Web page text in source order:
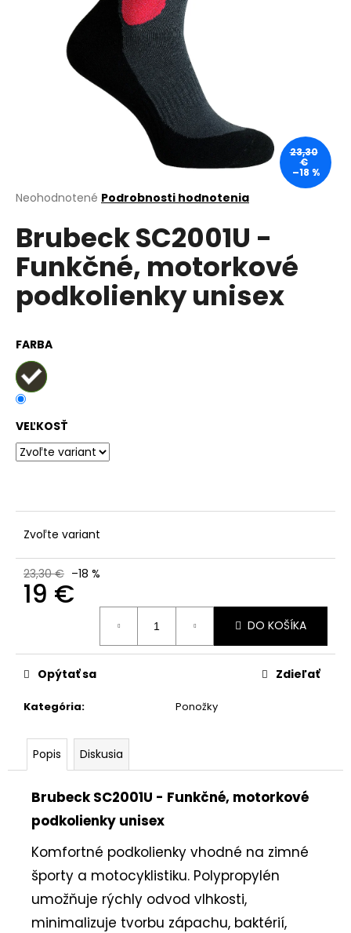
Priemerné
produktu
je
0,0
5
hviezdičiek.
Neohodnotené Podrobnosti hodnotenia
Brubeck SC2001U -
Funkčné, motorkové
podkolienky unisex
FARBA
VEĽKOSŤ
Zvoľte variant
23,30 € –18 %
19 €
DO KOŠÍKA
Kategória: Ponožky
Opýtať sa Zdieľať
23,30
€
–18 %
Popis Diskusia
Brubeck SC2001U - Funkčné, motorkové
podkolienky unisex
Komfortné podkolienky vhodné na zimné
športy a motocyklistiku. Polypropylén
umožňuje rýchly odvod vlhkosti,
minimalizuje tvorbu zápachu, baktérií,
O
d
p
o
r
ú
č
a
m
e